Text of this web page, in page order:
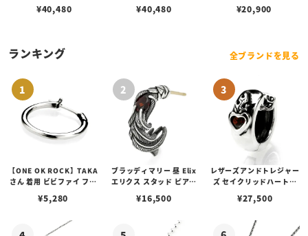
¥40,480 ¥40,480 ¥20,900
ランキング 全ブランドを見る
【ONE OK ROCK】TAKA
さん 着用 ビビファイ フー
¥5,280
ブラッディマリー 昼 Elix
エリクス スタッド ピアス
¥16,500
レザーズアンドトレジャー
ズ セイクリッドハートピ
¥27,500